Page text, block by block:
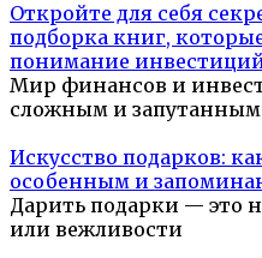
Откройте для себя
подборка книг,
понимание
Мир финансов и
сложным и запутанным
Искусство подарков:
особенным и
Дарить подарки — это
или вежливости